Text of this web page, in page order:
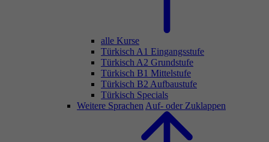
alle Kurse
Türkisch A1 Eingangsstufe
Türkisch A2 Grundstufe
Türkisch B1 Mittelstufe
Türkisch B2 Aufbaustufe
Türkisch Specials
Weitere Sprachen Auf- oder Zuklappen